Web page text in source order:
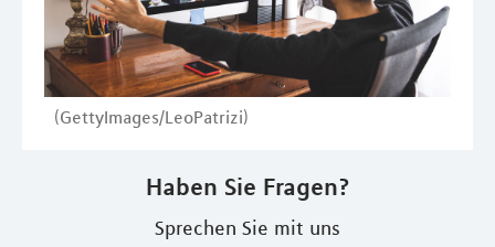
(GettyImages/LeoPatrizi)
Haben Sie Fragen?
Sprechen Sie mit uns